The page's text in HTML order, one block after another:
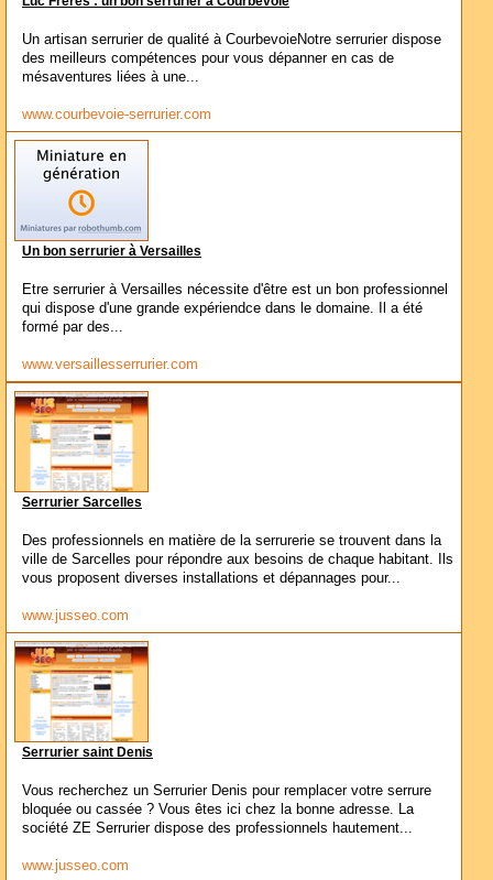
Un artisan serrurier de qualité à CourbevoieNotre serrurier dispose
des meilleurs compétences pour vous dépanner en cas de
mésaventures liées à une...
www.courbevoie-serrurier.com
Un bon serrurier à Versailles
Etre serrurier à Versailles nécessite d'être est un bon professionnel
qui dispose d'une grande expériendce dans le domaine. Il a été
formé par des...
www.versaillesserrurier.com
Serrurier Sarcelles
Des professionnels en matière de la serrurerie se trouvent dans la
ville de Sarcelles pour répondre aux besoins de chaque habitant. Ils
vous proposent diverses installations et dépannages pour...
www.jusseo.com
Serrurier saint Denis
Vous recherchez un Serrurier Denis pour remplacer votre serrure
bloquée ou cassée ? Vous êtes ici chez la bonne adresse. La
société ZE Serrurier dispose des professionnels hautement...
www.jusseo.com